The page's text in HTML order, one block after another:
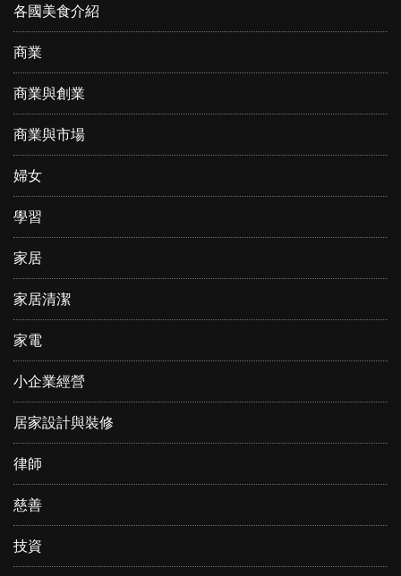
各國美食介紹
商業
商業與創業
商業與市場
婦女
學習
家居
家居清潔
家電
小企業經營
居家設計與裝修
律師
慈善
技資